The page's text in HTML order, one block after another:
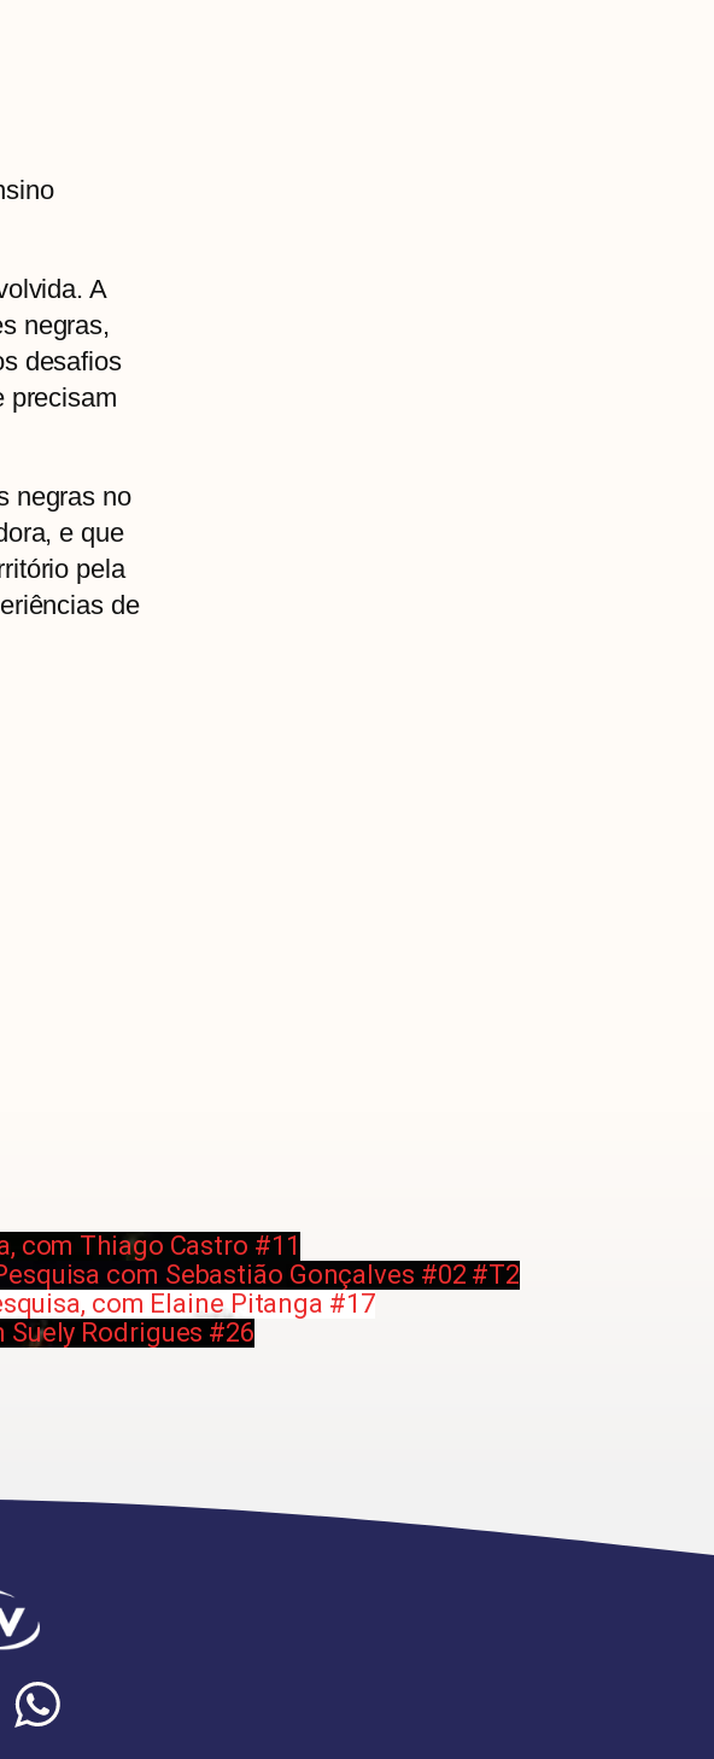
A
negras,
desafios
precisam
negras no
e que
pela
de
com Thiago Castro #11
com Sebastião Gonçalves #02 #T2
com Elaine Pitanga #17
Suely Rodrigues #26